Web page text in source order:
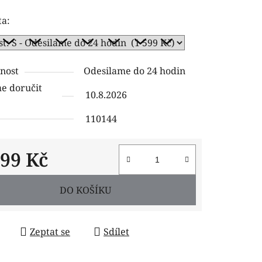
Odesilame do 24 hodin
doručit
10.8.2026
110144
Kč
cena:
DO KOŠÍKU
Zeptat se Sdílet